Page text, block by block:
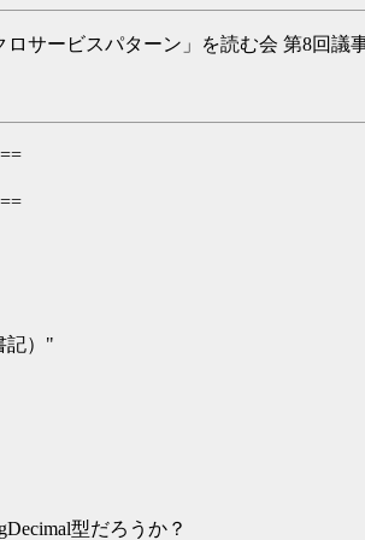
ロサービスパターン」を読む会 第8回議
記）"
型だろうか？